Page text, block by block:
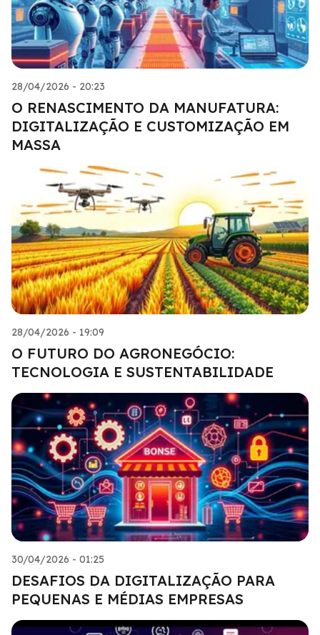
28/04/2026 - 20:23
O RENASCIMENTO DA MANUFATURA:
DIGITALIZAÇÃO E CUSTOMIZAÇÃO EM
MASSA
28/04/2026 - 19:09
O FUTURO DO AGRONEGÓCIO:
TECNOLOGIA E SUSTENTABILIDADE
30/04/2026 - 01:25
DESAFIOS DA DIGITALIZAÇÃO PARA
PEQUENAS E MÉDIAS EMPRESAS